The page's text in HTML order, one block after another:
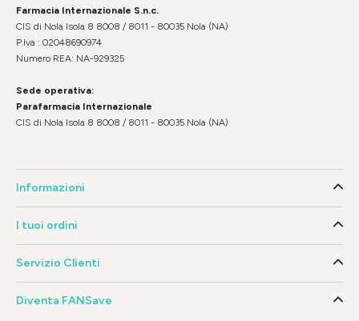
Farmacia Internazionale S.n.c.
CIS di Nola Isola 8 8008 / 8011 - 80035 Nola (NA)
P.Iva : 02048690974
Numero REA: NA-929325
Sede operativa:
Parafarmacia Internazionale
CIS di Nola Isola 8 8008 / 8011 - 80035 Nola (NA)
Informazioni
I tuoi ordini
Servizio Clienti
Diventa FANSave